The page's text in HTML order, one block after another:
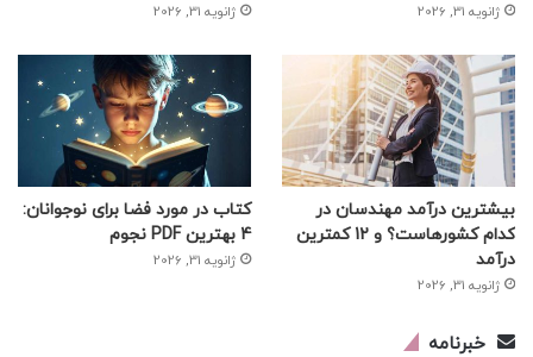
ژانویه 31, 2026 ژانویه 31, 2026
بیشترین درآمد مهندسان در
کدام کشورهاست؟ و 12 کمترین
درآمد
ژانویه 31, 2026
کتاب در مورد فضا برای نوجوانان:
4 بهترین PDF نجوم
ژانویه 31, 2026
خبرنامه